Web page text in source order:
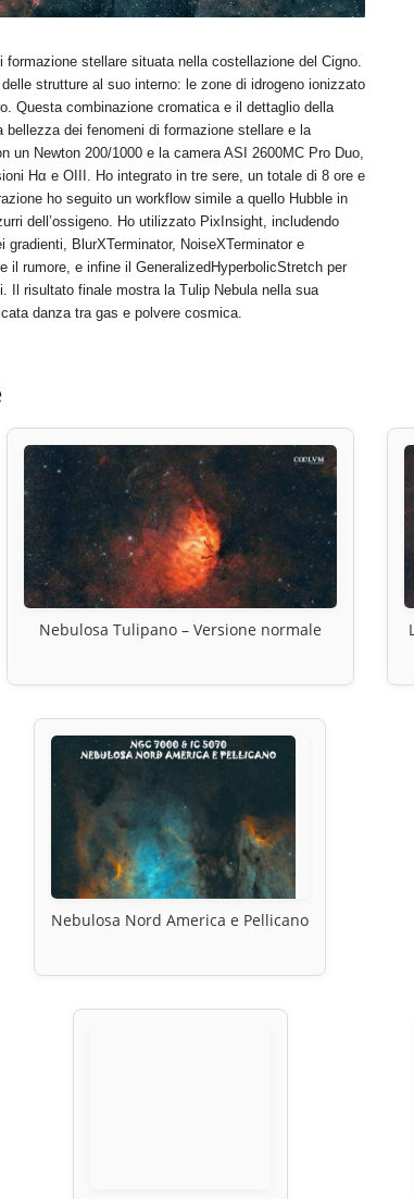
formazione stellare situata nella costellazione del Cigno.
strutture al suo interno: le zone di idrogeno ionizzato
Questa combinazione cromatica e il dettaglio della
dei fenomeni di formazione stellare e la
un Newton 200/1000 e la camera ASI 2600MC Pro Duo,
Hα e OIII. Ho integrato in tre sere, un totale di 8 ore e
ho seguito un workflow simile a quello Hubble in
dell’ossigeno. Ho utilizzato PixInsight, includendo
BlurXTerminator, NoiseXTerminator e
il rumore, e infine il GeneralizedHyperbolicStretch per
Il risultato finale mostra la Tulip Nebula nella sua
danza tra gas e polvere cosmica.
Nebulosa Tulipano – Versione normale
Nebulosa Nord America e Pellicano